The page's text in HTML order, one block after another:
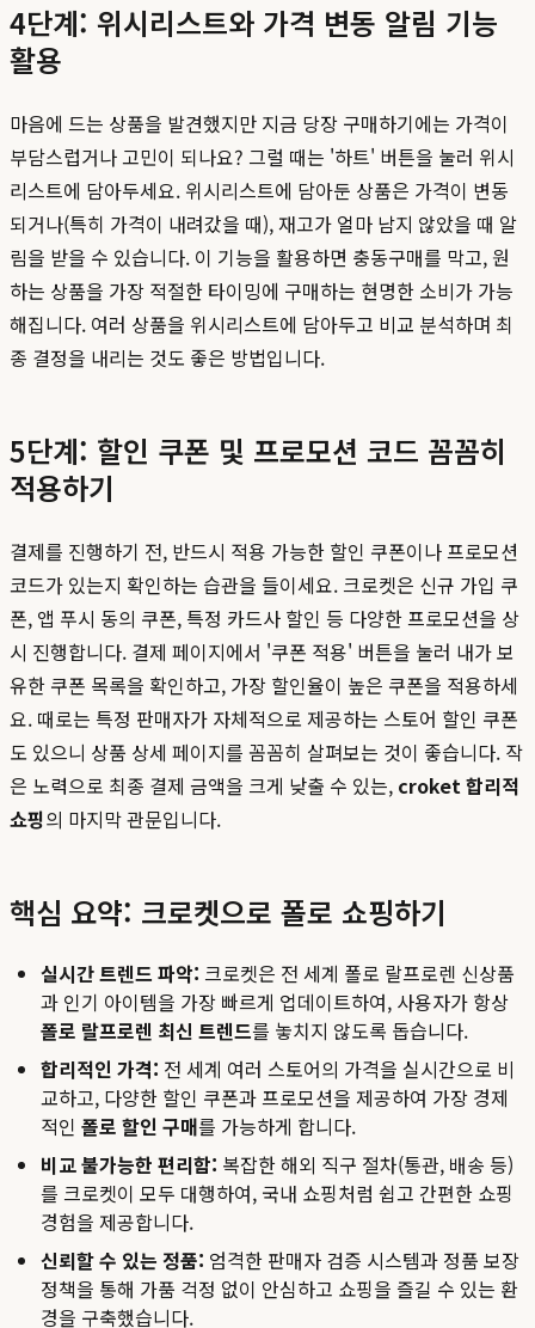
4단계: 위시리스트와 가격 변동 알림 기능
활용
마음에 드는 상품을 발견했지만 지금 당장 구매하기에는 가격이
부담스럽거나 고민이 되나요? 그럴 때는 '하트' 버튼을 눌러 위시
리스트에 담아두세요. 위시리스트에 담아둔 상품은 가격이 변동
되거나(특히 가격이 내려갔을 때), 재고가 얼마 남지 않았을 때 알
림을 받을 수 있습니다. 이 기능을 활용하면 충동구매를 막고, 원
하는 상품을 가장 적절한 타이밍에 구매하는 현명한 소비가 가능
해집니다. 여러 상품을 위시리스트에 담아두고 비교 분석하며 최
종 결정을 내리는 것도 좋은 방법입니다.
5단계: 할인 쿠폰 및 프로모션 코드 꼼꼼히
적용하기
결제를 진행하기 전, 반드시 적용 가능한 할인 쿠폰이나 프로모션
코드가 있는지 확인하는 습관을 들이세요. 크로켓은 신규 가입 쿠
폰, 앱 푸시 동의 쿠폰, 특정 카드사 할인 등 다양한 프로모션을 상
시 진행합니다. 결제 페이지에서 '쿠폰 적용' 버튼을 눌러 내가 보
유한 쿠폰 목록을 확인하고, 가장 할인율이 높은 쿠폰을 적용하세
요. 때로는 특정 판매자가 자체적으로 제공하는 스토어 할인 쿠폰
도 있으니 상품 상세 페이지를 꼼꼼히 살펴보는 것이 좋습니다. 작
은 노력으로 최종 결제 금액을 크게 낮출 수 있는, croket 합리적
쇼핑의 마지막 관문입니다.
핵심 요약: 크로켓으로 폴로 쇼핑하기
실시간 트렌드 파악: 크로켓은 전 세계 폴로 랄프로렌 신상품
과 인기 아이템을 가장 빠르게 업데이트하여, 사용자가 항상
폴로 랄프로렌 최신 트렌드를 놓치지 않도록 돕습니다.
합리적인 가격: 전 세계 여러 스토어의 가격을 실시간으로 비
교하고, 다양한 할인 쿠폰과 프로모션을 제공하여 가장 경제
적인 폴로 할인 구매를 가능하게 합니다.
비교 불가능한 편리함: 복잡한 해외 직구 절차(통관, 배송 등)
를 크로켓이 모두 대행하여, 국내 쇼핑처럼 쉽고 간편한 쇼핑
경험을 제공합니다.
신뢰할 수 있는 정품: 엄격한 판매자 검증 시스템과 정품 보장
정책을 통해 가품 걱정 없이 안심하고 쇼핑을 즐길 수 있는 환
경을 구축했습니다.